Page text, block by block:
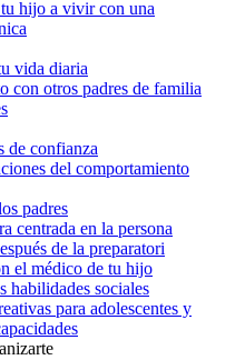
hijo a vivir con una
vida diaria
con otros padres de familia
de confianza
del comportamiento
padres
centrada en la persona
de la preparatori
el médico de tu hijo
habilidades sociales
para adolescentes y